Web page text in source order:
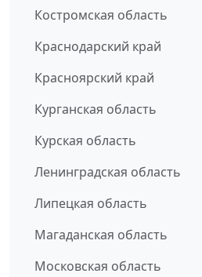
Костромская область
Краснодарский край
Красноярский край
Курганская область
Курская область
Ленинградская область
Липецкая область
Магаданская область
Московская область